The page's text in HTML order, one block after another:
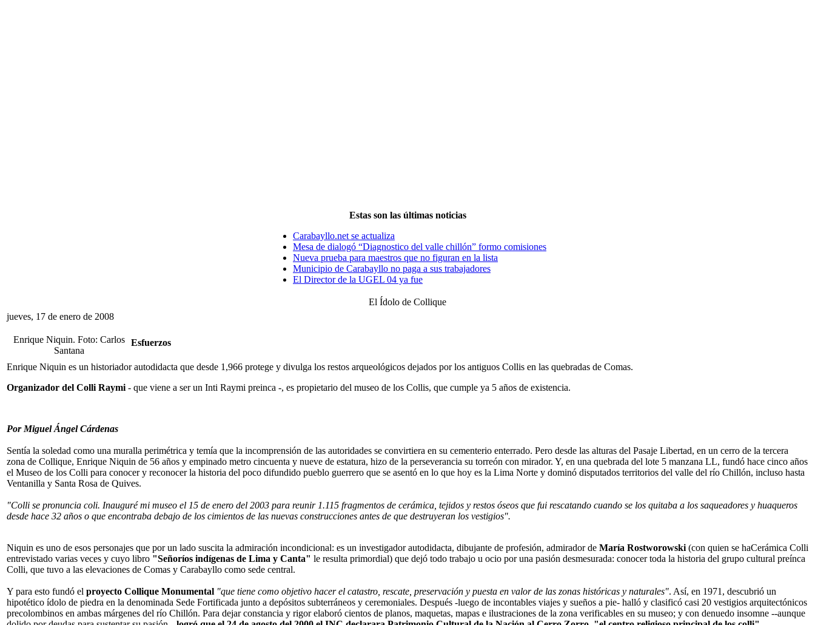
Estas son las últimas noticias
Carabayllo.net se actualiza
Mesa de dialogó “Diagnostico del valle chillón” formo comisiones
Nueva prueba para maestros que no figuran en la lista
Municipio de Carabayllo no paga a sus trabajadores
El Director de la UGEL 04 ya fue
El Ídolo de Collique
jueves, 17 de enero de 2008
Enrique Niquin. Foto: Carlos
Santana
Esfuerzos
Enrique Niquin es un historiador autodidacta que desde 1,966 protege y divulga los restos arqueológicos dejados por los antiguos Collis en las quebradas de Comas.
Organizador del Colli Raymi - que viene a ser un Inti Raymi preinca -, es propietario del museo de los Collis, que cumple ya 5 años de existencia.
Por Miguel Ángel Cárdenas
Sentía la soledad como una muralla perimétrica y temía que la incomprensión de las autoridades se convirtiera en su cementerio enterrado. Pero desde las alturas del Pasaje Libertad, en un cerro de la tercera
zona de Collique, Enrique Niquin de 56 años y empinado metro cincuenta y nueve de estatura, hizo de la perseverancia su torreón con mirador. Y, en una quebrada del lote 5 manzana LL, fundó hace cinco años
el Museo de los Colli para conocer y reconocer la historia del poco difundido pueblo guerrero que se asentó en lo que hoy es la Lima Norte y dominó disputados territorios del valle del río Chillón, incluso hasta
Ventanilla y Santa Rosa de Quives.
"Colli se pronuncia coli. Inauguré mi museo el 15 de enero del 2003 para reunir 1.115 fragmentos de cerámica, tejidos y restos óseos que fui rescatando cuando se los quitaba a los saqueadores y huaqueros
desde hace 32 años o que encontraba debajo de los cimientos de las nuevas construcciones antes de que destruyeran los vestigios".
Cerámica Colli
Niquin es uno de esos personajes que por un lado suscita la admiración incondicional: es un investigador autodidacta, dibujante de profesión, admirador de María Rostworowski (con quien se ha
entrevistado varias veces y cuyo libro "Señoríos indígenas de Lima y Canta" le resulta primordial) que dejó todo trabajo u ocio por una pasión desmesurada: conocer toda la historia del grupo cultural preínca
Colli, que tuvo a las elevaciones de Comas y Carabayllo como sede central.
Y para esto fundó el proyecto Collique Monumental "que tiene como objetivo hacer el catastro, rescate, preservación y puesta en valor de las zonas históricas y naturales". Así, en 1971, descubrió un
hipotético ídolo de piedra en la denominada Sede Fortificada junto a depósitos subterráneos y ceremoniales. Después -luego de incontables viajes y sueños a pie- halló y clasificó casi 20 vestigios arquitectónicos
precolombinos en ambas márgenes del río Chillón. Para dejar constancia y rigor elaboró cientos de planos, maquetas, mapas e ilustraciones de la zona verificables en su museo; y con denuedo insomne --aunque